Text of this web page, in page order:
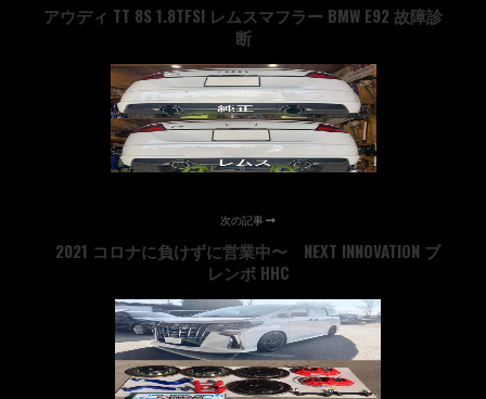
アウディ TT 8S 1.8TFSI レムスマフラー BMW E92 故障診
断
次の記事
2021 コロナに負けずに営業中〜 NEXT INNOVATION ブ
レンボ HHC